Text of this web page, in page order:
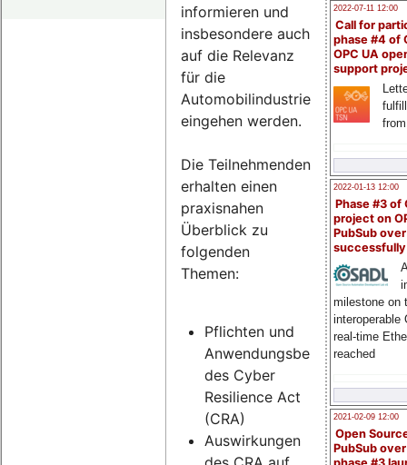
2022-07-11 12:00
Call for
phase #4 of
OPC UA
support
2022-01-13 12:00
Phase #3 of
project on
PubSub over
milestone on
interoperable
real-time
reached
2021-02-09 12:00
Open
PubSub
informieren und
insbesondere auch
auf die Relevanz
für die
Automobilindustrie
eingehen werden.
Die Teilnehmenden
erhalten einen
praxisnahen
Überblick zu
folgenden
Themen:
Pflichten und
Anwendungsbereich
des Cyber
Resilience Act
(CRA)
Auswirkungen